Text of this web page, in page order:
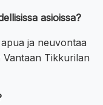
asioissa?
ja neuvontaa
Vantaan Tikkurilan